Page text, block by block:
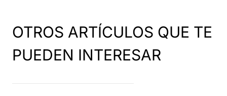
OTROS ARTÍCULOS QUE TE
PUEDEN INTERESAR